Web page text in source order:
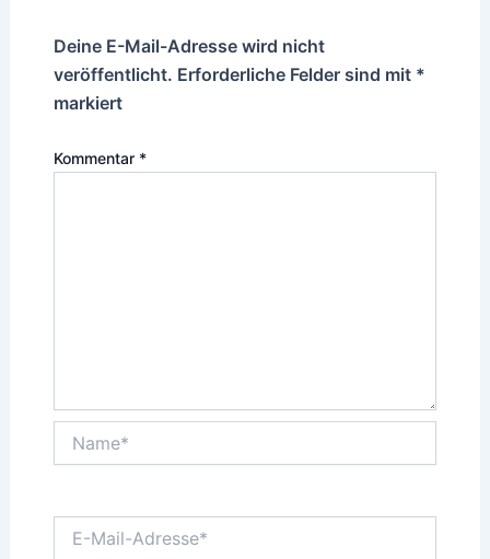
Deine E-Mail-Adresse wird nicht
veröffentlicht. Erforderliche Felder sind mit *
markiert
Kommentar *
Mail-